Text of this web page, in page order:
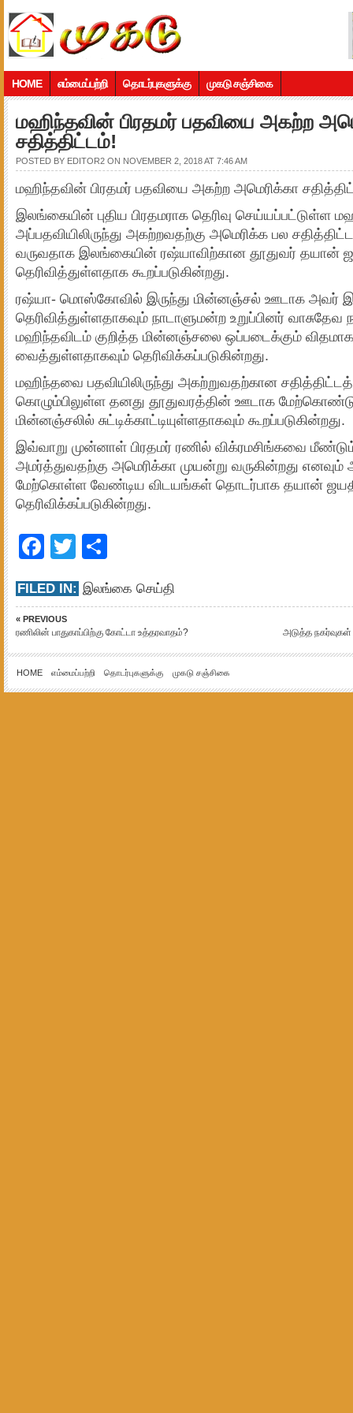
HOME எம்மைப்பற்றி தொடர்புகளுக்கு முகடு சஞ்சிகை
மஹிந்தவின் பிரதமர் பதவியை அகற்ற
சதித்திட்டம்!
POSTED BY EDITOR2 ON NOVEMBER 2, 2018 AT 7:46 AM
மஹிந்தவின் பிரதமர் பதவியை அகற்ற அமெரிக்கா
இலங்கையின் புதிய பிரதமராக தெரிவு செய்யப்பட்டுள்ள
அப்பதவியிலிருந்து அகற்றவதற்கு அமெரிக்க பல
வருவதாக இலங்கையின் ரஷ்யாவிற்கான தூதுவர் தயான்
தெரிவித்துள்ளதாக கூறப்படுகின்றது.
ரஷ்யா- மொஸ்கோவில் இருந்து மின்னஞ்சல் ஊடாக அவர்
தெரிவித்துள்ளதாகவும் நாடாளுமன்ற உறுப்பினர்
மஹிந்தவிடம் குறித்த மின்னஞ்சலை ஒப்படைக்கும் விதமாக
வைத்துள்ளதாகவும் தெரிவிக்கப்படுகின்றது.
மஹிந்தவை பதவியிலிருந்து அகற்றுவதற்கான
கொழும்பிலுள்ள தனது தூதுவரத்தின் ஊடாக
மின்னஞ்சலில் சுட்டிக்காட்டியுள்ளதாகவும் கூறப்படுகின்றது.
இவ்வாறு முன்னாள் பிரதமர் ரணில் விக்ரமசிங்கவை
அமர்த்துவதற்கு அமெரிக்கா முயன்று வருகின்றது எனவும்
மேற்கொள்ள வேண்டிய விடயங்கள் தொடர்பாக தயான்
தெரிவிக்கப்படுகின்றது.
Facebook
Twitter
FILED IN: இலங்கை செய்தி
« PREVIOUS
ரணிலின் பாதுகாப்பிற்கு கோட்டா உத்தரவாதம்? அடுத்த
HOME எம்மைப்பற்றி தொடர்புகளுக்கு முகடு சஞ்சிகை